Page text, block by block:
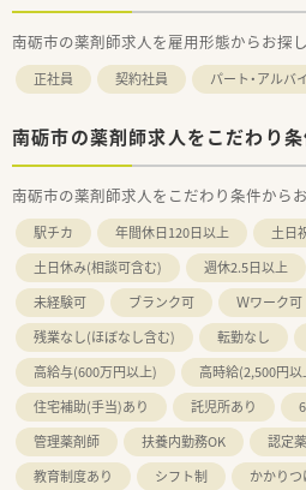
南砺市の薬剤師求人を雇用形態からお探
正社員 契約社員 パート・アルバ
南砺市の薬剤師求人をこだわり
南砺市の薬剤師求人をこだわり条件から
駅チカ 年間休日120日以上
土日
土日休み(相談可含む)
週休2.5日以上
未経験可
ブランク可 Ｗワーク可
残業なし(ほぼなし含む)
転勤なし
高給与(600万円以上)
高時給(2,500円以
住宅補助(手当)あり
託児所あり
管理薬剤師
扶養内勤務OK
認定
教育制度あり
シフト制 かかり